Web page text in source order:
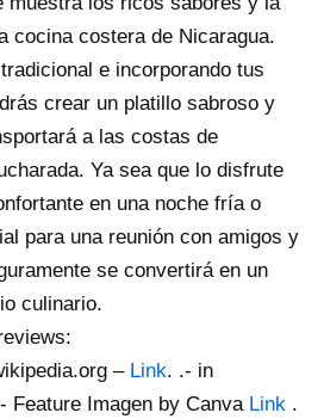
cocina costera de Nicaragua.
e incorporando tus
crear un platillo sabroso y
a las costas de
Ya sea que lo disfrute
en una noche fría o
para una reunión con amigos y
se convertirá en un
culinario.
–Link. .- in
Feature Imagen by CanvaLink .